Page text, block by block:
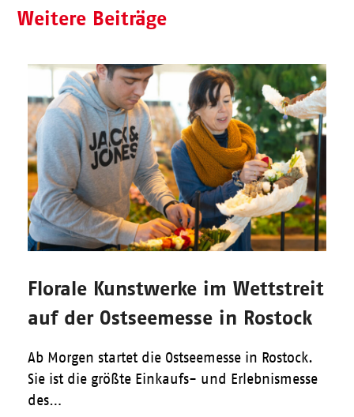
Weitere Beiträge
Florale Kunstwerke im Wettstreit
auf der Ostseemesse in Rostock
Ab Morgen startet die Ostseemesse in Rostock.
Sie ist die größte Einkaufs- und Erlebnismesse
des…